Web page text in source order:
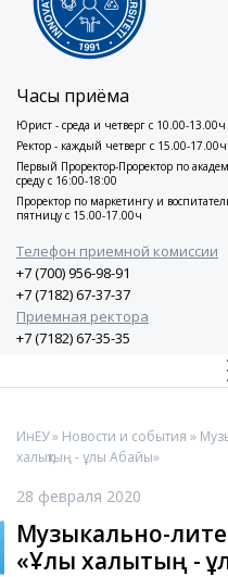
Часы приёма
Юрист - среда и четверг с 10.00-13.00ч
Ректор - каждый четверг с 15.00-17.00ч
Первый Проректор-Проректор по
среду с 16:00-18:00
Проректор по маркетингу и
пятницу с 15.00-17.00ч
Телефон приемной комиссии
+7 (700) 956-98-91
+7 (7182) 67-37-37
Приемная ректора
+7 (7182) 67-35-35
ИнЕУ» Новости и события »
халықтың - ұлы Абайы»
28 февраля 2020
Музыкально-
«Ұлы халықтың -